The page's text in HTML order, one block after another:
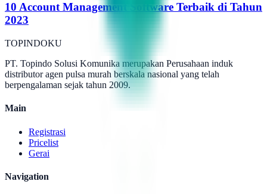
10 Account Management Software Terbaik di Tahun
2023
TOPINDOKU
PT. Topindo Solusi Komunika merupakan Perusahaan induk
distributor agen pulsa murah berskala nasional yang telah
berpengalaman sejak tahun 2009.
Main
Registrasi
Pricelist
Gerai
Navigation